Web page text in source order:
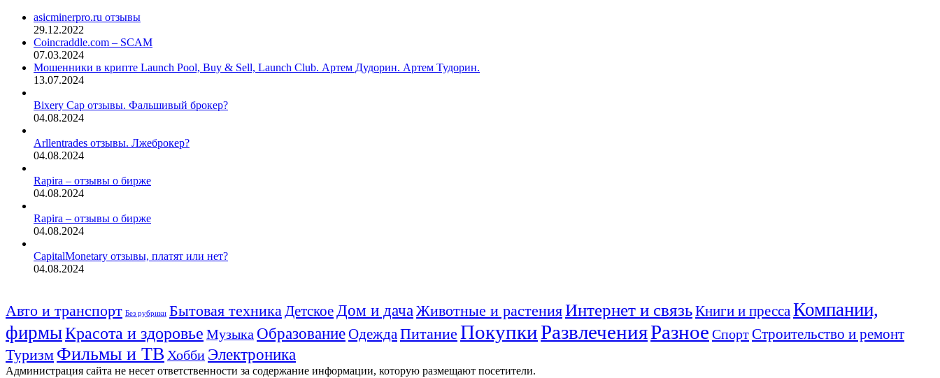
asicminerpro.ru отзывы
29.12.2022
Coincraddle.com – SCAM
07.03.2024
Мошенники в крипте Launch Pool, Buy & Sell, Launch Club. Артем Дудорин. Артем Тудорин.
13.07.2024
Bixery Cap отзывы. Фальшивый брокер?
04.08.2024
Arllentrades отзывы. Лжеброкер?
04.08.2024
Rapira – отзывы о бирже
04.08.2024
Rapira – отзывы о бирже
04.08.2024
CapitalMonetary отзывы, платят или нет?
04.08.2024
Авто и транспорт Без рубрики Бытовая техника Детское Дом и дача Животные и растенияИнтернет и связьКниги и прессаКомпании,
фирмыКрасота и здоровье Музыка ОбразованиеОдеждаПитание ПокупкиРазвлеченияРазное СпортСтроительство и ремонт
Туризм Фильмы и ТВ Хобби Электроника
Администрация сайта не несет ответственности за содержание информации, которую размещают посетители.